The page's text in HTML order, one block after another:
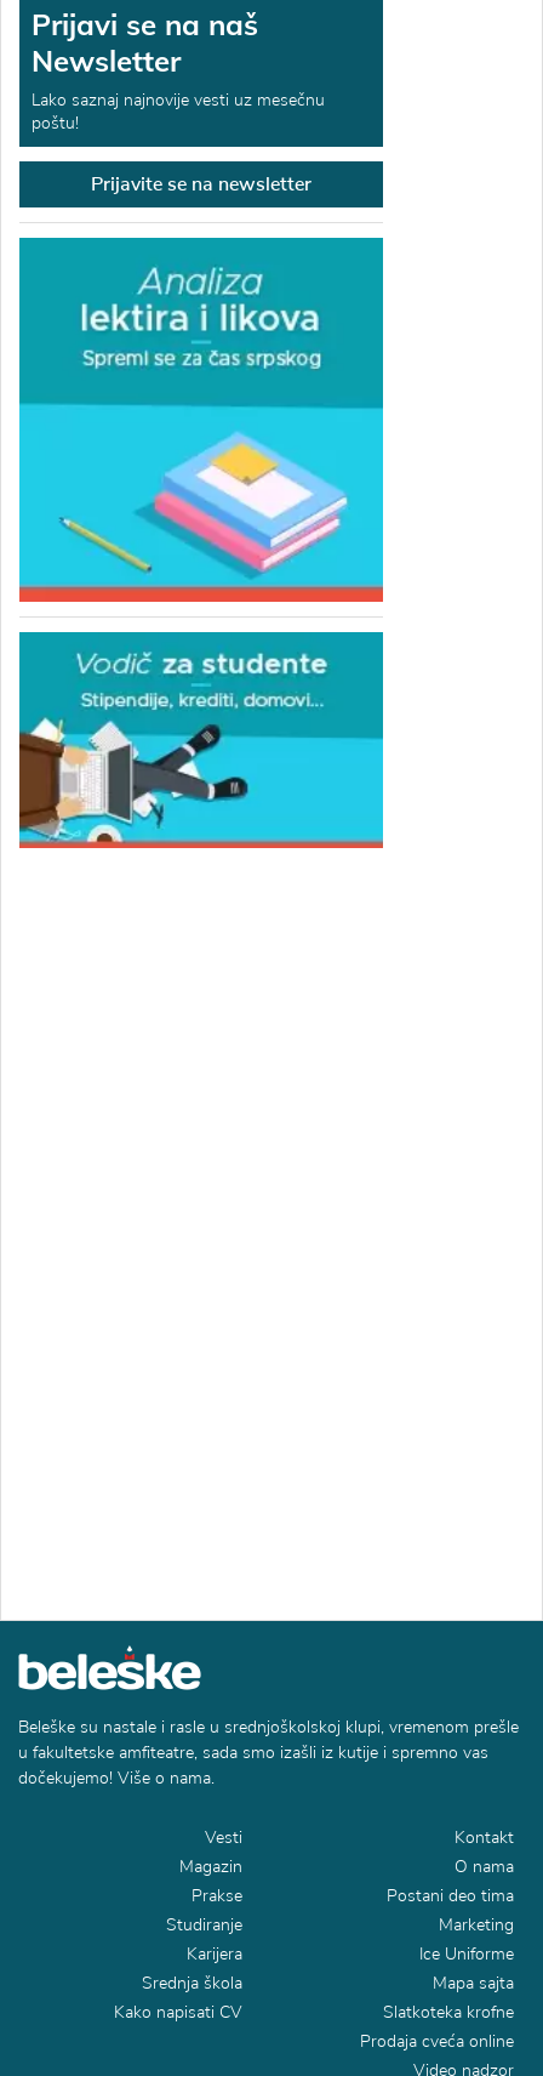
Prijavi se na naš
Newsletter
Lako saznaj najnovije vesti uz mesečnu
poštu!
Prijavite se na newsletter
Beleške su nastale i rasle u srednjoškolskoj klupi, vremenom prešle
u fakultetske amfiteatre, sada smo izašli iz kutije i spremno vas
dočekujemo! Više o nama.
Vesti
Magazin
Prakse
Studiranje
Karijera
Srednja škola
Kako napisati CV
Kontakt
O nama
Postani deo tima
Marketing
Ice Uniforme
Mapa sajta
Slatkoteka krofne
Prodaja cveća online
Video nadzor